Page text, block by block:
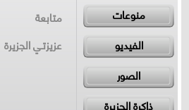
منوعات
الفيديو
الصور
ذاكرة الجزيرة
متابعة
عزيزتـي الجزيرة